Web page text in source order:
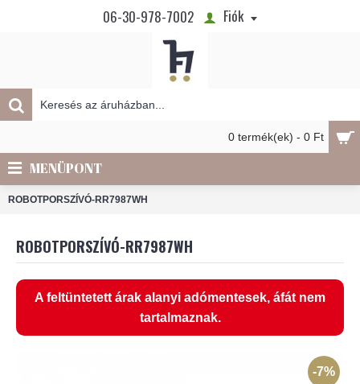
06-30-978-7002 Fiók
0 termék(ek) - 0 Ft
MENÜPONT
ROBOTPORSZÍVÓ-RR7987WH
ROBOTPORSZÍVÓ-RR7987WH
A feltüntetett árak alanyi adómentesek, áfát nem
tartalmaznak.
-7%